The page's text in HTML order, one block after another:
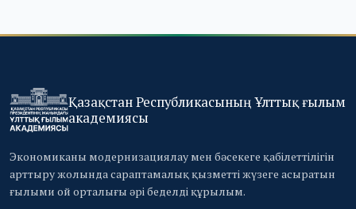
Қазақстан Республикасының Ұлттық ғылым
академиясы
Экономиканы модернизациялау мен бәсекеге қабілеттілігін
арттыру жолында сараптамалық қызметті жүзеге асыратын
ғылыми ой орталығы әрі беделді құрылым.